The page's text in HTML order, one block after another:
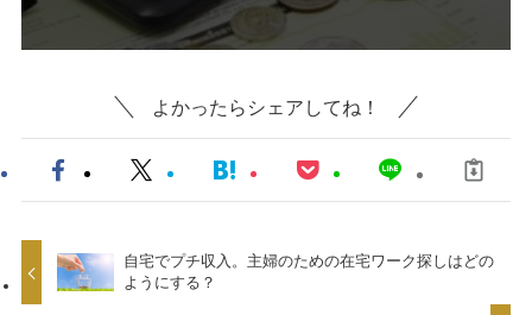
よかったらシェアしてね！
自宅でプチ収入。主婦のための在宅ワーク探しはどの
ようにする？